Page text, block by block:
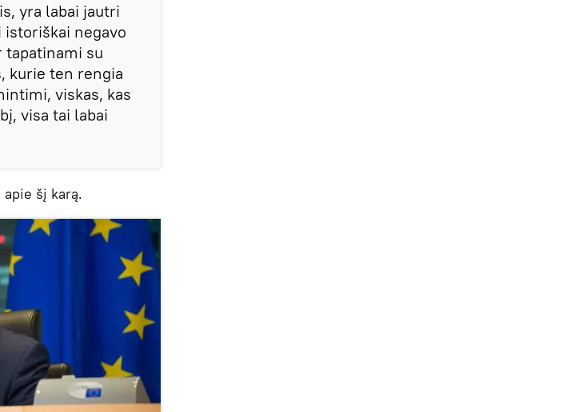
yra labai jautri
istoriškai negavo
tapatinami su
kurie ten rengia
viskas, kas
visa tai labai
šį karą.